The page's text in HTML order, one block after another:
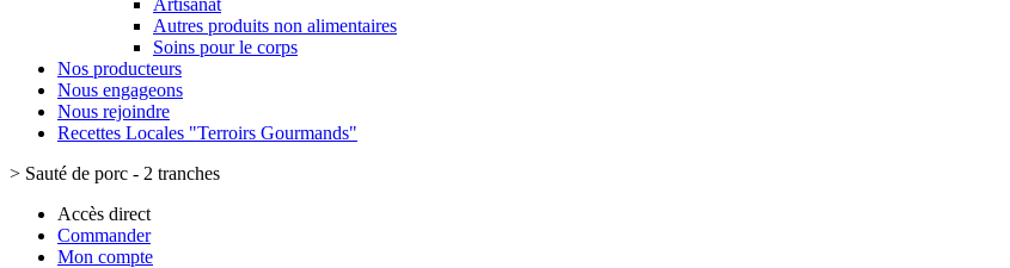
Artisanat
Autres produits non alimentaires
Soins pour le corps
Nos producteurs
Nous engageons
Nous rejoindre
Recettes Locales "Terroirs Gourmands"
> Sauté de porc - 2 tranches
Accès direct
Commander
Mon compte